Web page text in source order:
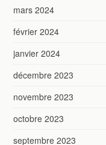
mars 2024
février 2024
janvier 2024
décembre 2023
novembre 2023
octobre 2023
septembre 2023